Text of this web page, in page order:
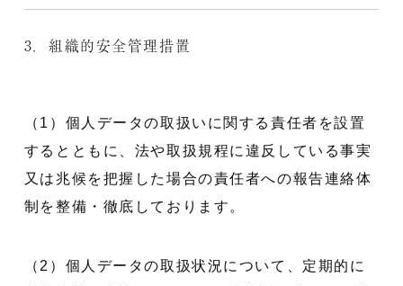
3．組織的安全管理措置
（1）個人データの取扱いに関する責任者を設置
するとともに、法や取扱規程に違反している事実
又は兆候を把握した場合の責任者への報告連絡体
制を整備・徹底しております。
（2）個人データの取扱状況について、定期的に